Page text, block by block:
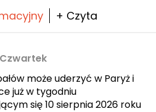
+ Czyta
Czwartek
może uderzyć w Paryż i
już w tygodniu
się 10 sierpnia 2026 roku